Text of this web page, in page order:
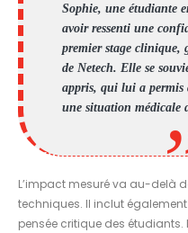
Sophie, une étudiante
avoir ressenti une
premier stage clinique,
de Netech. Elle se
appris, qui lui a permis
une situation médicale
L’impact mesuré va au-delà
techniques. Il inclut
pensée critique des étudiants.